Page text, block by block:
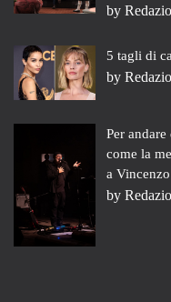
by
5 tagli di
by
Per
come la
a
by